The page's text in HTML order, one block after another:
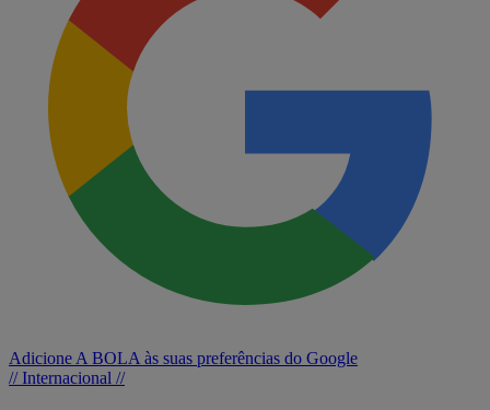
Adicione A BOLA às suas preferências do Google
// Internacional //